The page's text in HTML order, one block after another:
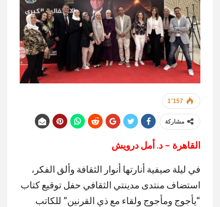
1٬157
مشاركة
القاهرة – د. أمل درويش
في ليلة صيفية أنارتها أنوار الثقافة وألق الفكر،
استضاف منتدى مدينتي الثقافي حفل توقيع كتاب
“يأجوج ومأجوج ولقاء مع ذي القرنين” للكاتب